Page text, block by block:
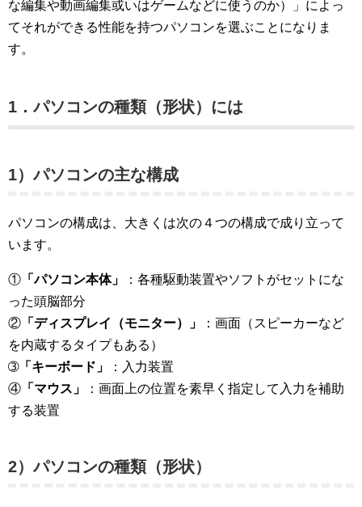
な編集や動画編集或いはゲームなどに使うのか）」によっ
てそれができる性能を持つパソコンを選ぶことになりま
す。
1．パソコンの種類（形状）には
1）パソコンの主な構成
パソコンの構成は、大きくは次の４つの構成で成り立って
います。
① 「パソコン本体」
：各種駆動装置やソフトがセットにな
った頭脳部分
② 「ディスプレイ（モニター）」
：画面（スピーカーなど
を内蔵するタイプもある）
➂「キーボード」
：入力装置
④ 「マウス」
：画面上の位置を素早く指定して入力を補助
する装置
2）パソコンの種類（形状）